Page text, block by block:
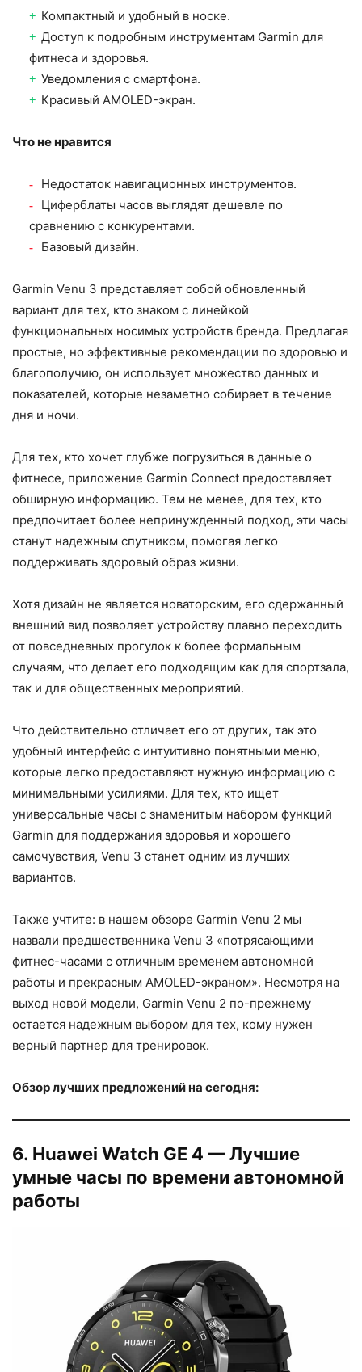
Компактный и удобный в носке.
Доступ к подробным инструментам Garmin для
фитнеса и здоровья.
Уведомления с смартфона.
Красивый AMOLED-экран.
Что не нравится
Недостаток навигационных инструментов.
Циферблаты часов выглядят дешевле по
сравнению с конкурентами.
Базовый дизайн.
Garmin Venu 3 представляет собой обновленный
вариант для тех, кто знаком с линейкой
функциональных носимых устройств бренда. Предлагая
простые, но эффективные рекомендации по здоровью и
благополучию, он использует множество данных и
показателей, которые незаметно собирает в течение
дня и ночи.
Для тех, кто хочет глубже погрузиться в данные о
фитнесе, приложение Garmin Connect предоставляет
обширную информацию. Тем не менее, для тех, кто
предпочитает более непринужденный подход, эти часы
станут надежным спутником, помогая легко
поддерживать здоровый образ жизни.
Хотя дизайн не является новаторским, его сдержанный
внешний вид позволяет устройству плавно переходить
от повседневных прогулок к более формальным
случаям, что делает его подходящим как для спортзала,
так и для общественных мероприятий.
Что действительно отличает его от других, так это
удобный интерфейс с интуитивно понятными меню,
которые легко предоставляют нужную информацию с
минимальными усилиями. Для тех, кто ищет
универсальные часы с знаменитым набором функций
Garmin для поддержания здоровья и хорошего
самочувствия, Venu 3 станет одним из лучших
вариантов.
Также учтите: в нашем обзоре Garmin Venu 2 мы
назвали предшественника Venu 3 «потрясающими
фитнес-часами с отличным временем автономной
работы и прекрасным AMOLED-экраном». Несмотря на
выход новой модели, Garmin Venu 2 по-прежнему
остается надежным выбором для тех, кому нужен
верный партнер для тренировок.
Обзор лучших предложений на сегодня:
6. Huawei Watch GЕ 4 — Лучшие
умные часы по времени автономной
работы